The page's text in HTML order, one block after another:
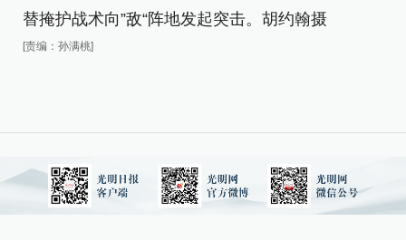
替掩护战术向”敌“阵地发起突击。胡约翰摄
[责编：孙满桃]